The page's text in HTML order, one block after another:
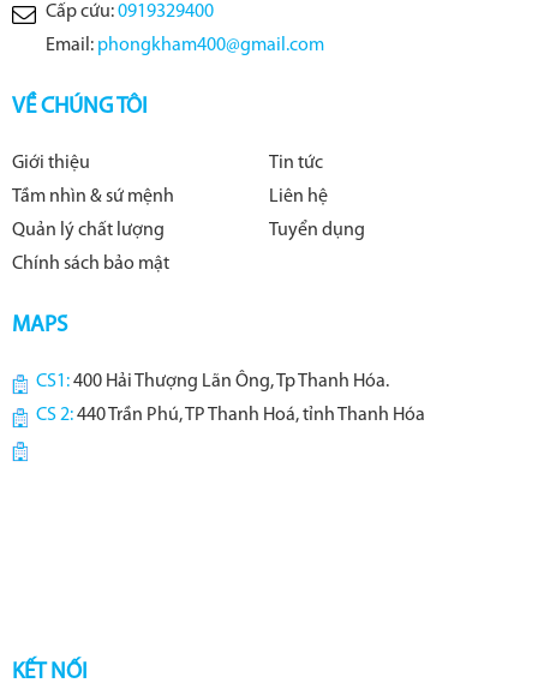
Cấp cứu:0919329400
Email: phongkham400@gmail.com
VỀ CHÚNG TÔI
Giới thiệu
Tin tức
Tầm nhìn & sứ mệnh
Liên hệ
Quản lý chất lượng
Tuyển dụng
Chính sách bảo mật
MAPS
CS1:400 Hải Thượng Lãn Ông, Tp Thanh Hóa.
CS 2:440 Trần Phú, TP Thanh Hoá, tỉnh Thanh Hóa
KẾT NỐI